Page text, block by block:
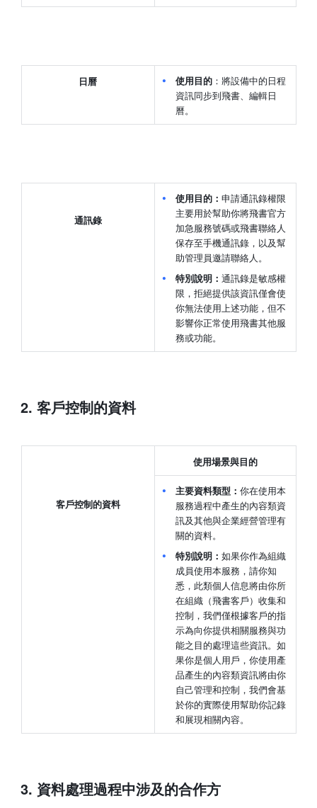
日曆 使用目的：將設備中的日程
資訊同步到飛書、編輯日
曆。
通訊錄
使用目的： 申請通訊錄權限
主要用於幫助你將飛書官方
加急服務號碼或飛書聯絡人
保存至手機通訊錄，以及幫
助管理員邀請聯絡人。
特別說明： 通訊錄是敏感權
限，拒絕提供該資訊僅會使
你無法使用上述功能，但不
影響你正常使用飛書其他服
務或功能。
2. 客戶控制的資料
客戶控制的資料
使用場景與目的
主要資料類型： 你在使用本
服務過程中產生的內容類資
訊及其他與企業經營管理有
關的資料。
特別說明： 如果你作為組織
成員使用本服務，請你知
悉，此類個人信息將由你所
在組織（飛書客戶）收集和
控制，我們僅根據客戶的指
示為向你提供相關服務與功
能之目的處理這些資訊。如
果你是個人用戶，你使用產
品產生的內容類資訊將由你
自己管理和控制，我們會基
於你的實際使用幫助你記錄
和展現相關內容。
3. 資料處理過程中涉及的合作方